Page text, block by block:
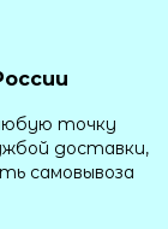
точку
доставки,
самовывоза